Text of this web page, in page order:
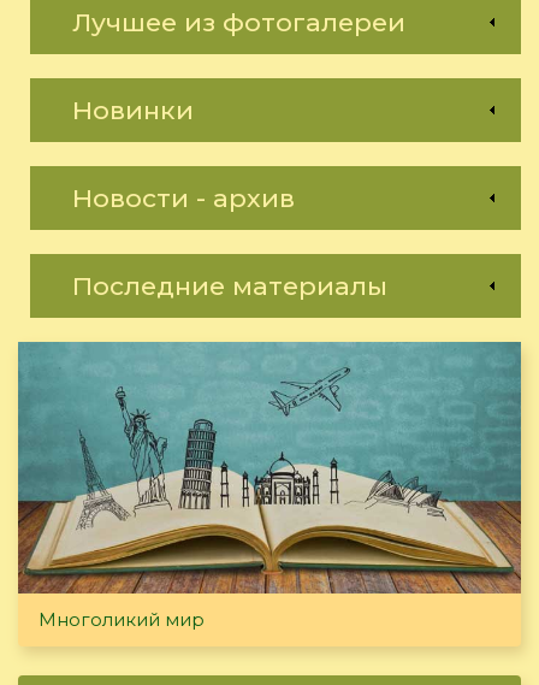
Лучшее из фотогалереи
Новинки
Новости - архив
Последние материалы
Многоликий мир